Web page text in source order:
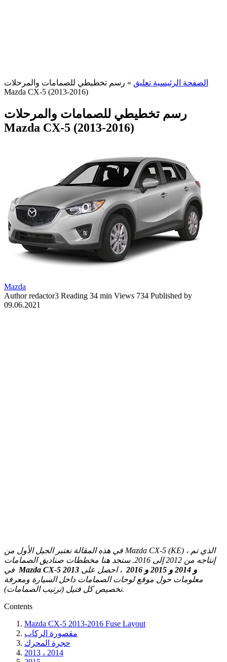
الصفحة الرئيسية تعليق » رسم تخطيطي للصمامات والمرحلات
Mazda CX-5 (2013-2016)
رسم تخطيطي للصمامات والمرحلات
Mazda CX-5 (2013-2016)
Mazda
Author redactor3 Reading 34 min Views 734 Published by
09.06.2021
في هذه المقالة نعتبر الجيل الأول من Mazda CX-5 (KE) ، الذي تم
إنتاجه من 2012 إلى 2016. ستجد هنا مخططات صناديق الصمامات
Mazda CX-5 2013 و 2014 و 2015 و 2016
، احصل على
معلومات حول موقع لوحات الصمامات داخل السيارة ومعرفة
تخصيص كل فتيل (ترتيب الصمامات).
Contents
Mazda CX-5 2013-2016 Fuse Layout
مقصورة الركاب
حجرة المحرك
2013 ، 2014